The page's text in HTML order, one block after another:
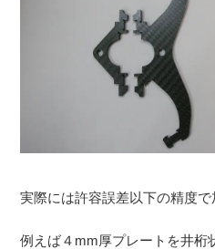
実際には許容誤差以下の精度で
例えば４mm厚プレートを井桁